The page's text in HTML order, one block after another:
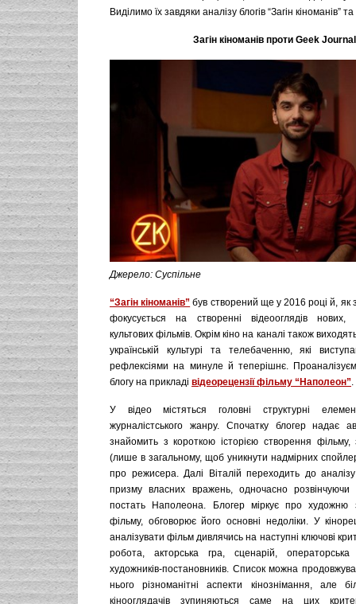
Виділимо їх завдяки аналізу блогів “Загін кіноманів”
Загін кіноманів проти Geek Journal
Джерело: Суспільне
“Загін кіноманів” був створений ще у 2016 році й, як
фокусується на створенні відеооглядів
культових фільмів. Окрім кіно на каналі також
українській культурі та телебаченню, які
рефлексіями на минуле й теперішнє.
блогу на прикладі відеорецензії фільму “Наполеон”.
У відео містяться головні структурні
журналістського жанру. Спочатку блогер надає
знайомить з короткою історією створення
(лише в загальному, щоб уникнути надмірних
про режисера. Далі Віталій переходить до аналізу
призму власних вражень, одночасно розвінчуючи
постать Наполеона. Блогер міркує про художню
фільму, обговорює його основні недоліки. У
аналізувати фільм дивлячись на наступні ключові
робота, акторська гра, сценарій,
художників-постановників. Список можна
нього різноманітні аспекти кінознімання, але
кінооглядачів зупиняються саме на цих